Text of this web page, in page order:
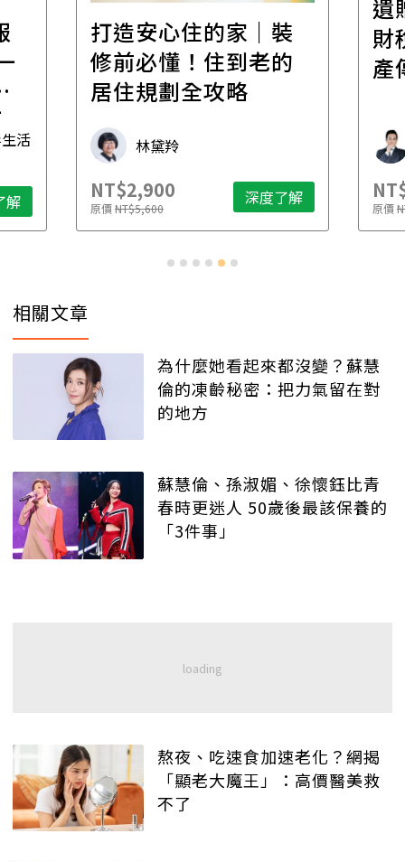
活
解
打造安心住的家｜裝
修前必懂！住到老的
居住規劃全攻略
林黛羚
NT$2,900
原價NT$5,600 深度了解
遺
財
產
原價
相關文章
為什麼她看起來都沒變？蘇慧
倫的凍齡秘密：把力氣留在對
的地方
蘇慧倫、孫淑媚、徐懷鈺比青
春時更迷人 50歲後最該保養的
「3件事」
熬夜、吃速食加速老化？網揭
「顯老大魔王」：高價醫美救
不了